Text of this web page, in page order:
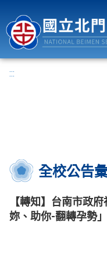
:::
全校公告
【轉知】台南市政
妳、助你-翻轉孕勢」